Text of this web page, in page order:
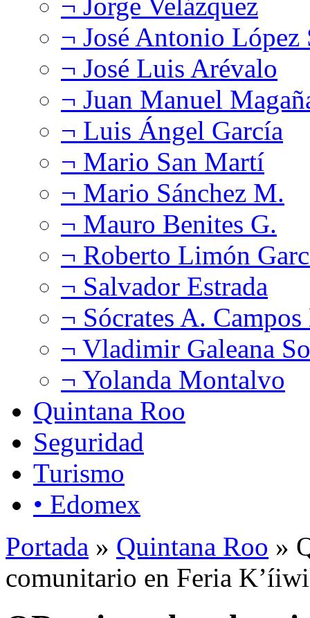
¬ José Antonio López
¬ José Luis Arévalo
¬ Juan Manuel
¬ Luis Ángel García
¬ Mario San Martí
¬ Mario Sánchez M.
¬ Mauro Benites G.
¬ Roberto Limón
¬ Salvador Estrada
¬ Sócrates A.
¬ Vladimir Galeana
¬ Yolanda Montalvo
Quintana Roo
Seguridad
Turismo
• Edomex
Portada » Quintana Roo »
comunitario en Feria